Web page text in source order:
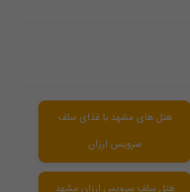
هتل های مشهد با غذای سلف
سرویس ارزان
هتل سلف سرویس ارزان مشهد